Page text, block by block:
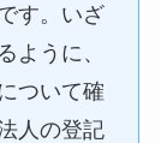
す。いざ
ように、
ついて確
人の登記